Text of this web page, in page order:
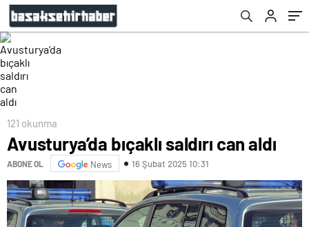
121 okunma
Avusturya’da bıçaklı saldırı can aldı
ABONE OL News 16 Şubat 2025 10:31